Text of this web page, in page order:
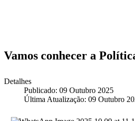
Vamos conhecer a
Detalhes
Publicado: 09 Outubro 2025
Última Atualização: 09 Outubro